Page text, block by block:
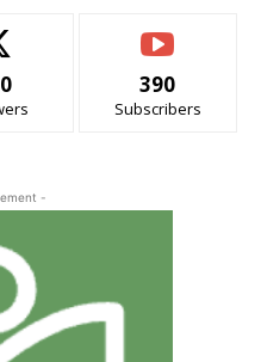
390
Subscribers
-